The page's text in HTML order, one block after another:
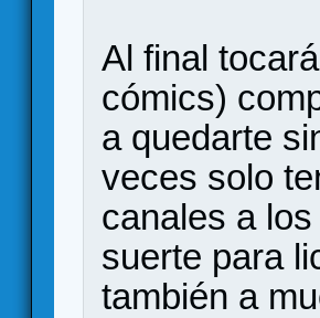
Al final
cómics)
a quedarte
veces solo
canales a
suerte para
también a